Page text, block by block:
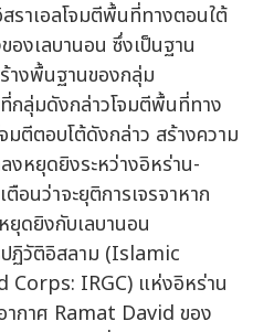
าเอลโจมตีพื้นที่ทางตอนใต้
องเลบานอน ซึ่งเป็นฐาน
างพื้นฐานของกลุ่ม
กลุ่มดังกล่าวโจมตีพื้นที่ทาง
มตีตอบโต้ดังกล่าว สร้างความ
งหยุดยิงระหว่างอิหร่าน-
อนว่าจะยุติการเจรจาหาก
ยุดยิงกับเลบานอน
ฏิวัติอิสลาม (Islamic
IRGC) แห่งอิหร่าน
ากาศ Ramat David ของ